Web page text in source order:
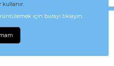
hakkı Fikir ve Sanat Eserleri Kanunu
kullanır.
için burayı tıklayın.